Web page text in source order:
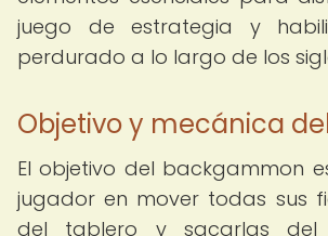
juego de estrategia y
perdurado a lo largo de los
Objetivo y mecánica
El objetivo del backgammon
jugador en mover todas sus
del tablero y sacarlas del